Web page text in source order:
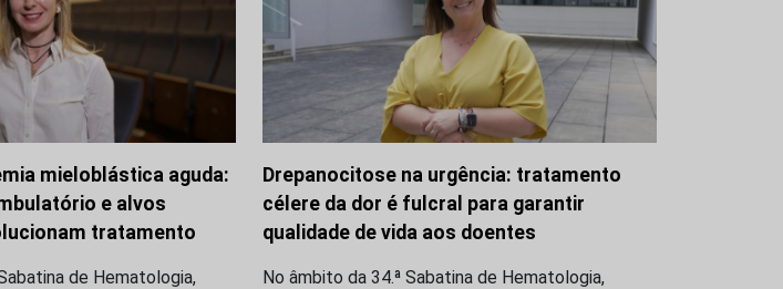
mieloblástica aguda:
e alvos
tratamento
de Hematologia,
Drepanocitose na urgência: tratamento
célere da dor é fulcral para garantir
qualidade de vida aos doentes
No âmbito da 34.ª Sabatina de Hematologia,